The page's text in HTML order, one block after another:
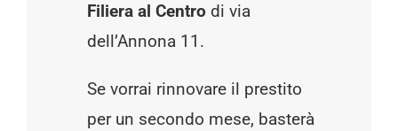
Filiera al Centro di via
dell’Annona 11.
Se vorrai rinnovare il prestito
per un secondo mese, basterà